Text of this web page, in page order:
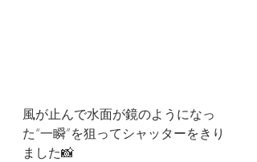
風が止んで水面が鏡のようになっ
た“一瞬”を狙ってシャッターをきり
ました📸